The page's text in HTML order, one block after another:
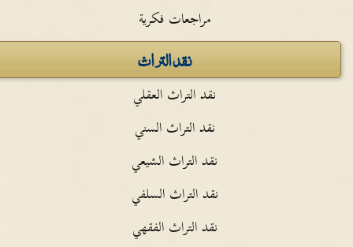
مراجعات فكرية
نقد التراث
نقد التراث العقلي
نقد التراث السني
نقد التراث الشيعي
نقد التراث السلفي
نقد التراث الفقهي